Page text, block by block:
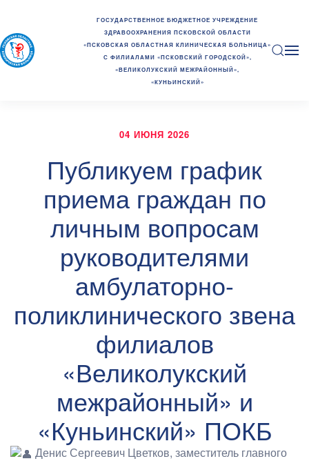
ГОСУДАРСТВЕННОЕ БЮДЖЕТНОЕ УЧРЕЖДЕНИЕ
ЗДРАВООХРАНЕНИЯ ПСКОВСКОЙ ОБЛАСТИ
«ПСКОВСКАЯ ОБЛАСТНАЯ КЛИНИЧЕСКАЯ БОЛЬНИЦА»
С ФИЛИАЛАМИ «ПСКОВСКИЙ ГОРОДСКОЙ»,
«ВЕЛИКОЛУКСКИЙ МЕЖРАЙОННЫЙ»,
«КУНЬИНСКИЙ»
04 ИЮНЯ 2026
Публикуем график
приема граждан по
личным вопросам
руководителями
амбулаторно-
поликлинического звена
филиалов
«Великолукский
межрайонный» и
«Куньинский» ПОКБ
Денис Сергеевич Цветков, заместитель главного